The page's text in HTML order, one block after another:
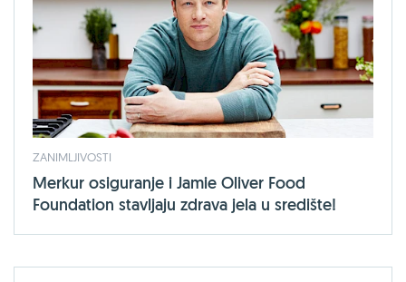
ZANIMLJIVOSTI
Merkur osiguranje i Jamie Oliver Food
Foundation stavljaju zdrava jela u središte!